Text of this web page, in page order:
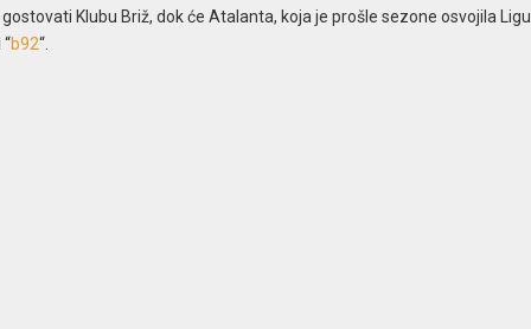
Klubu Briž, dok će Atalanta, koja je prošle sezone osvojila Ligu
b92“.